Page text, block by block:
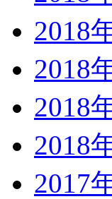
2018
2018
2018
2018
2017